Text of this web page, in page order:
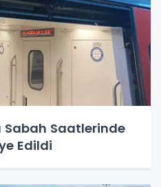
Saatlerinde
Edildi